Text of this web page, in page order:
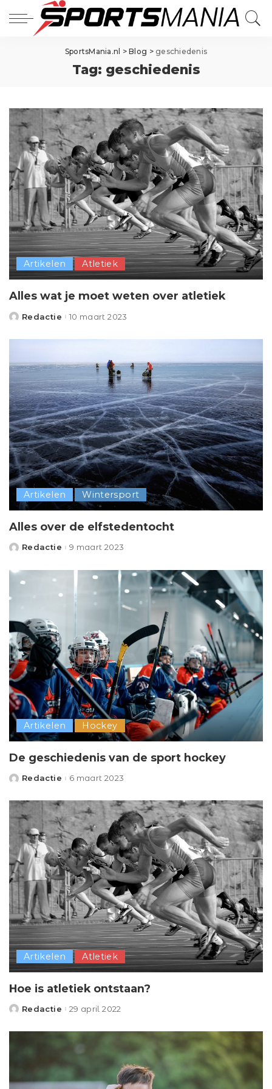
SportsMania.nl >Blog > geschiedenis
Tag: geschiedenis
Artikelen Atletiek
Alles wat je moet weten over atletiek
Posted
Redactie 10 maart 2023
Artikelen Wintersport
Alles over de elfstedentocht
Posted
Redactie 9 maart 2023
Artikelen Hockey
De geschiedenis van de sport hockey
Posted
Redactie 6 maart 2023
Artikelen Atletiek
Hoe is atletiek ontstaan?
Posted
Redactie 29 april 2022